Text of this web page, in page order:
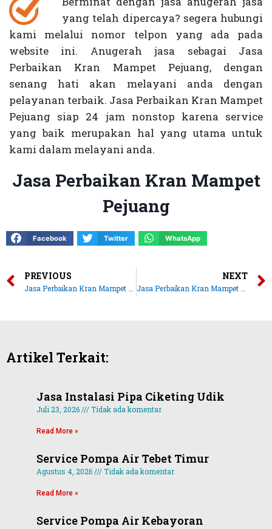
yang telah dipercaya? segera hubungi
kami melalui nomor telpon yang ada pada
website ini. Anugerah jasa sebagai Jasa
Perbaikan Kran Mampet Pejuang, dengan
senang hati akan melayani anda dengan
pelayanan terbaik. Jasa Perbaikan Kran Mampet
Pejuang siap 24 jam nonstop karena service
yang baik merupakan hal yang utama untuk
kami dalam melayani anda.
Jasa Perbaikan Kran Mampet
Pejuang
Facebook Twitter WhatsApp
PREVIOUS NEXT
Artikel Terkait:
Jasa Instalasi Pipa Ciketing Udik
Juli 23, 2026 Tidak ada komentar
Read More »
Service Pompa Air Tebet Timur
Agustus 4, 2026 Tidak ada komentar
Read More »
Service Pompa Air Kebayoran